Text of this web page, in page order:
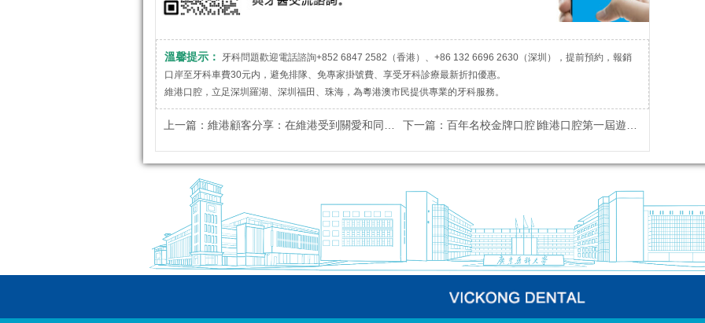
溫馨提示：
牙科問題歡迎電話諮詢+852 6847 2582（香港）、+86 132 6696 2630（深圳），提前預約，報銷
口岸至牙科車費30元内，避免排隊、免專家掛號費、享受牙科診療最新折扣優惠。
維港口腔，立足深圳羅湖、深圳福田、珠海，為粵港澳市民提供專業的牙科服務。
上一篇： 維港顧客分享：在維港受到關愛和同理心對待 下一篇： 百年名校金牌口腔∣維港口腔第一屆遊學交流活動圓滿結束